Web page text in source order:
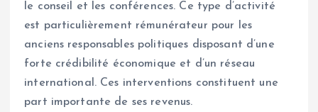
le conseil et les conférences. Ce type d’activité
est particulièrement rémunérateur pour les
anciens responsables politiques disposant d’une
forte crédibilité économique et d’un réseau
international. Ces interventions constituent une
part importante de ses revenus.